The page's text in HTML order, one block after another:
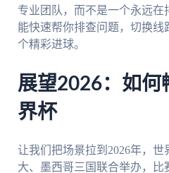
专业团队，而不是一个永远在
能快速帮你排查问题，切换
个精彩进球。
展望2026：如何
界杯
让我们把场景拉到2026年，
大、墨西哥三国联合举办，比